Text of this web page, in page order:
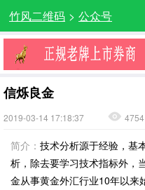
竹风二维码 > 公众号
信烁良金
2019-03-14 17:18:37 4754
简介： 技术分析源于经验，基
析，除去要学习技术指标外，
金从事黄金外汇行业10年以来